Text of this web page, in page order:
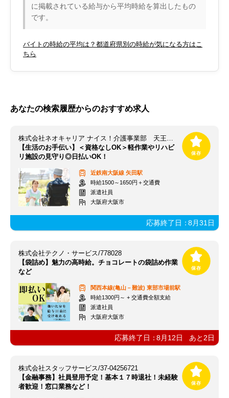
に掲載されている給与から平均時給を算出したもの
です。
バイトの時給の平均は？都道府県別の時給が気になる方はこ
ちら
あなたの検索履歴からのおすすめ求人
株式会社ネオキャリア ナイス！介護事業部 天王寺支店／TNJ
【生活のお手伝い】＜資格なしOK＞軽作業やリハビ
リ施設の見守り◎日払いOK！
近鉄南大阪線 矢田駅
時給1500～1650円＋交通費
派遣社員
大阪府大阪市
応募終了日：8月31日
株式会社テクノ・サービス/778028
【袋詰め】魅力の高時給。チョコレートの袋詰め作業
など
関西本線(亀山－難波) 東部市場前駅
時給1300円～ + 交通費全額支給
派遣社員
大阪府大阪市
応募終了日：8月12日 あと 2日
株式会社スタッフサービス/37-04256721
【金融事務】社員登用予定！基本１７時退社！未経験
者歓迎！窓口業務など！